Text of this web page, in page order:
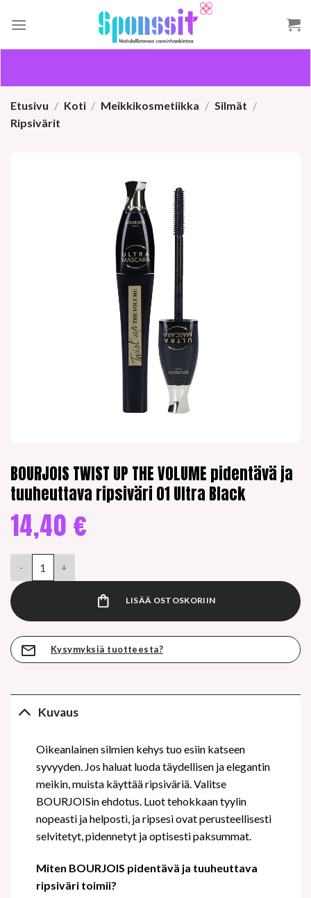
Etusivu / Koti / Meikkikosmetiikka / Silmät /
Ripsivärit
BOURJOIS TWIST UP THE VOLUME pidentävä ja
tuuheuttava ripsiväri 01 Ultra Black
14,40 €
LISÄÄ OSTOSKORIIN
Kysymyksiä tuotteesta?
Kuvaus
Oikeanlainen silmien kehys tuo esiin katseen
syvyyden. Jos haluat luoda täydellisen ja elegantin
meikin, muista käyttää ripsiväriä. Valitse
BOURJOISin ehdotus. Luot tehokkaan tyylin
nopeasti ja helposti, ja ripsesi ovat perusteellisesti
selvitetyt, pidennetyt ja optisesti paksummat.
Miten BOURJOIS pidentävä ja tuuheuttava
ripsiväri toimii?